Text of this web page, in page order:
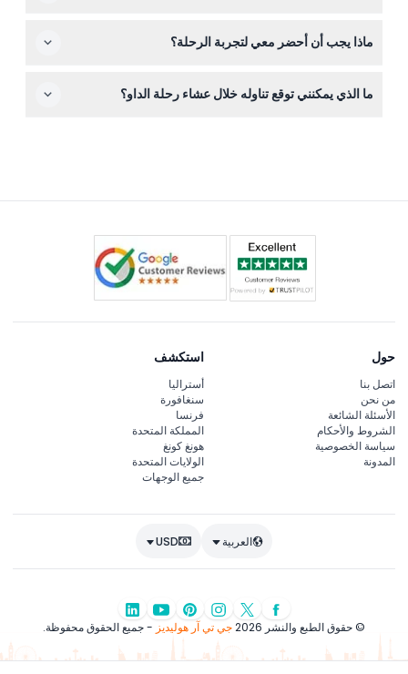
إذا حجزت الرحلة مع خيار النقل؛ وإلا فلا تشمل الباقة النقل.
ماذا يجب أن أحضر معي لتجربة الرحلة؟
مريحة للمساء، وكاميرا لالتقاط المناظر الخلابة لمارينا ياس خلال
ما الذي يمكنني توقع تناوله خلال عشاء رحلة الداو؟
حول
اتصل بنا
من نحن
الأسئلة الشائعة
الشروط والأحكام
سياسة الخصوصية
المدونة
استكشف
أستراليا
سنغافورة
فرنسا
المملكة المتحدة
هونغ كونغ
الولايات المتحدة
جميع الوجهات
العربية USD
© حقوق الطبع والنشر 2026 جي تي آر هوليديز - جميع الحقوق محفوظة.